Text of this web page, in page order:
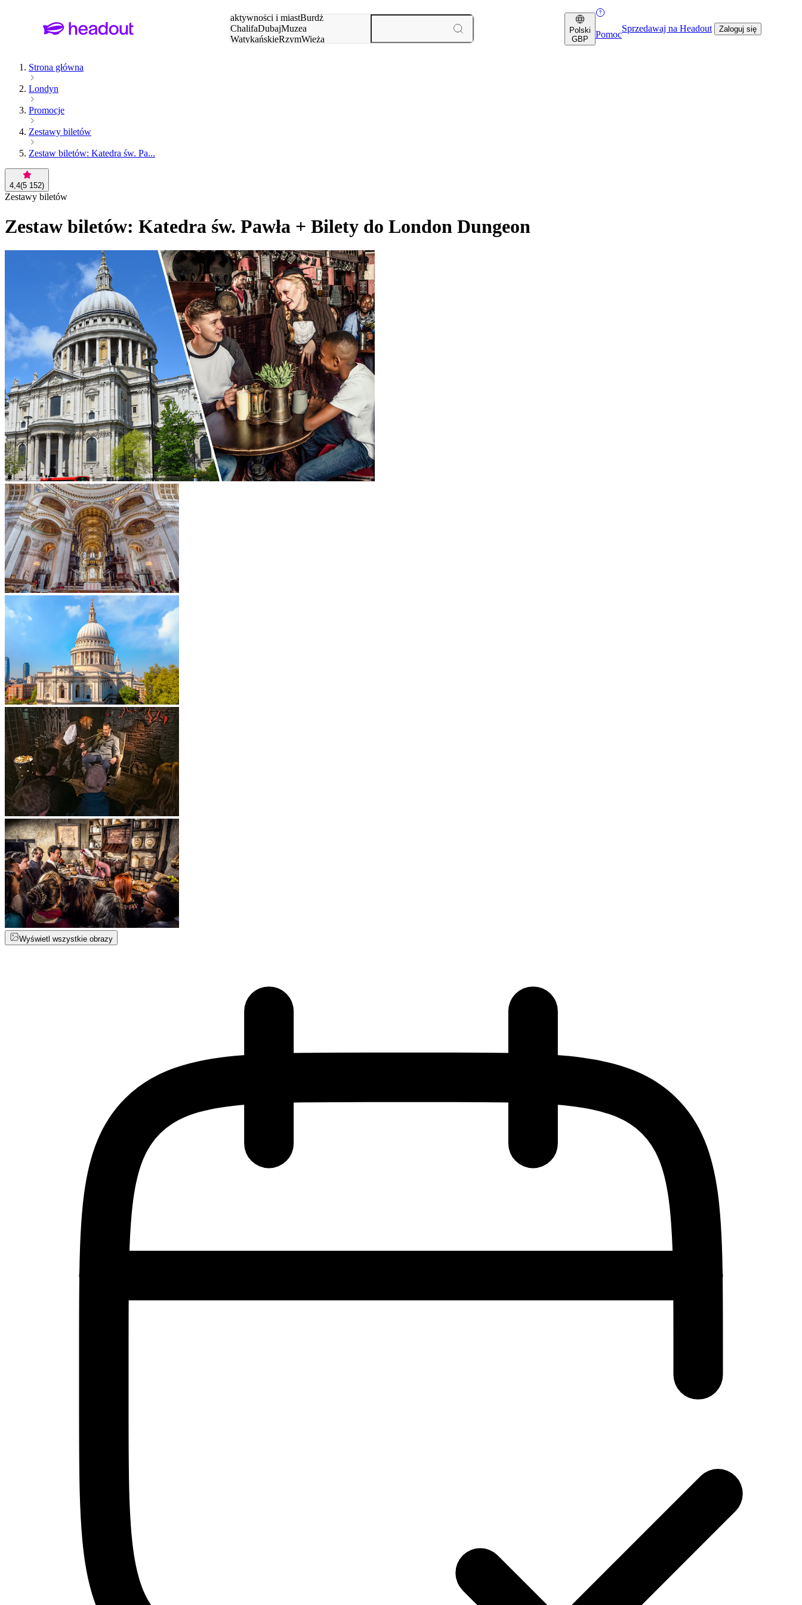
aktywności i miastBurdż
ChalifaDubajMuzea
WatykańskieRzymWieża
Polski
GBP
Pomoc
Sprzedawaj na Headout Zaloguj się
Strona główna
Londyn
Promocje
Zestawy biletów
Zestaw biletów: Katedra św. Pa...
4,4(5 152)
Zestawy biletów
Zestaw biletów: Katedra św. Pawła + Bilety do London Dungeon
Wyświetl wszystkie obrazy